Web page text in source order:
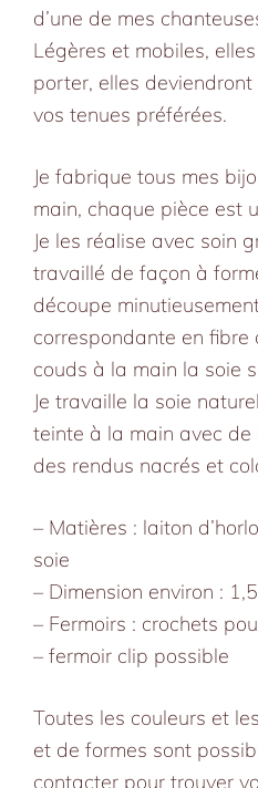
d’une de mes
Légères et mobiles,
porter, elles deviendront
vos tenues préférées.
Je fabrique tous mes
main, chaque pièce est
Je les réalise avec soin
travaillé de façon à
découpe
correspondante en fibre
couds à la main la soie
Je travaille la soie
teinte à la main avec de
des rendus nacrés et
– Matières : laiton
soie
– Dimension environ :
– Fermoirs : crochets
– fermoir clip possible
Toutes les couleurs et
et de formes sont
contacter pour trouver